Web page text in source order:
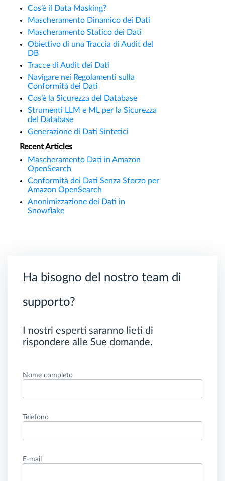
Cos’è il Data Masking?
Mascheramento Dinamico dei Dati
Mascheramento Statico dei Dati
Obiettivo di una Traccia di Audit del
DB
Tracce di Audit dei Dati
Navigare nei Regolamenti sulla
Conformità dei Dati
Cos’è la Sicurezza del Database
Strumenti LLM e ML per la Sicurezza
del Database
Generazione di Dati Sintetici
Recent Articles
Mascheramento Dati in Amazon
OpenSearch
Conformità dei Dati Senza Sforzo per
Amazon OpenSearch
Anonimizzazione dei Dati in
Snowflake
Ha bisogno del nostro team di
supporto?
I nostri esperti saranno lieti di
rispondere alle Sue domande.
Nome completo
Telefono
E-mail